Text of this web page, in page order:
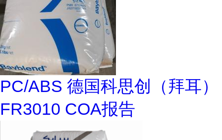
PC/ABS 德国科思创（拜耳）
FR3010 COA报告